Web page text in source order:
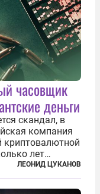
часовщик
деньги
скандал, в
компания
лет
не менее 4
ЛЕОНИД ЦУКАНОВ